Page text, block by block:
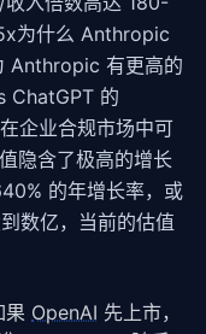
为什么 Anthropic
Anthropic 有更高的
ChatGPT 的
企业合规市场中可
隐含了极高的增长
的年增长率，或
数亿，当前的估值
果 OpenAI 先上市，